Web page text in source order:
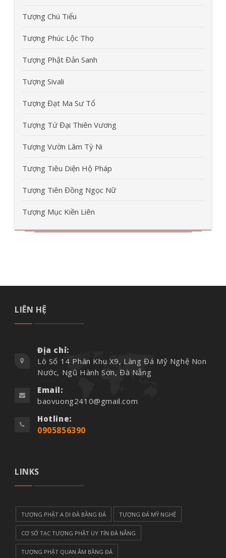
Tượng Chú Tiểu
Tượng Phúc Lộc Thọ
Tượng Phật Đản Sanh
Tượng Sivali
Tượng Đạt Ma Sư Tổ
Tượng Tứ Đại Thiên Vương
Tượng Vườn Lâm Tỳ Ni
Tượng Tiêu Diện Hộ Pháp
Tượng Tiên Đồng Ngọc Nữ
Tượng Mục Kiền Liên
LIÊN HỆ
Địa chỉ:
Lô Số 14 Phân Khu X9, Làng Đá Mỹ Nghệ Non
Nước, Ngũ Hành Sơn, Đà Nẵng
Email:
baovuong2410@gmail.com
Hotline:
0905856390
LINKS
TƯỢNG PHẬT A DI ĐÀ BẰNG ĐÁ TƯỢNG ĐÁ MỸ NGHỆ
CƠ SỞ TẠC TƯỢNG PHẬT UY TÍN ĐÀ NẴNG
TƯỢNG PHẬT QUAN ÂM BẰNG ĐÁ